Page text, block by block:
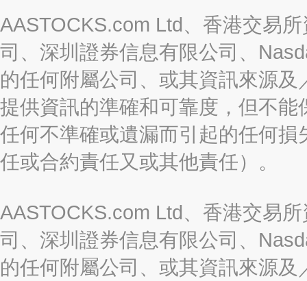
AASTOCKS.com Ltd、香港交易
司、深圳證券信息有限公司、
的任何附屬公司、或其資訊來源
提供資訊的準確和可靠度，但不
任何不準確或遺漏而引起的任何
任或合約責任又或其他責任）。
AASTOCKS.com Ltd、香港交易
司、深圳證券信息有限公司、
的任何附屬公司、或其資訊來源